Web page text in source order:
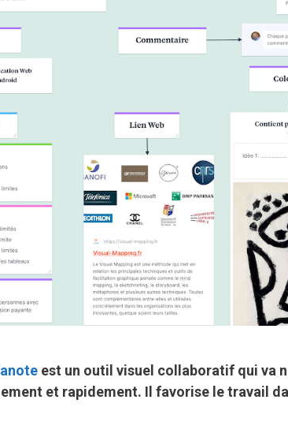
est un outil visuel collaboratif qui va
et rapidement. Il favorise le travail